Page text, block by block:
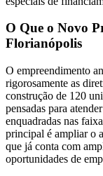
O Que o Novo
Florianópolis
O empreendimento
rigorosamente as
construção de 120
pensadas para
enquadradas nas
principal é ampliar o
que já conta com
oportunidades de